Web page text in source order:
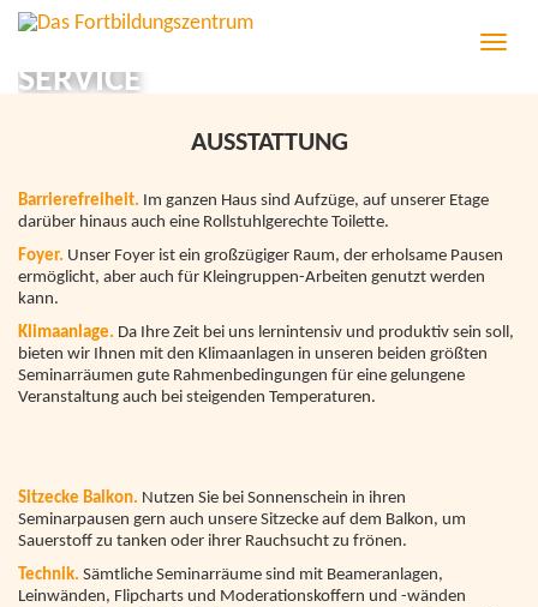
T
g
SERVICE
AUSSTATTUNG
Barrierefreiheit. Im ganzen Haus sind Aufzüge, auf unserer Etage
darüber hinaus auch eine Rollstuhlgerechte Toilette.
Foyer. Unser Foyer ist ein großzügiger Raum, der erholsame Pausen
ermöglicht, aber auch für Kleingruppen-Arbeiten genutzt werden
kann.
Klimaanlage. Da Ihre Zeit bei uns lernintensiv und produktiv sein soll,
bieten wir Ihnen mit den Klimaanlagen in unseren beiden größten
Seminarräumen gute Rahmenbedingungen für eine gelungene
Veranstaltung auch bei steigenden Temperaturen.
Sitzecke Balkon. Nutzen Sie bei Sonnenschein in ihren
Seminarpausen gern auch unsere Sitzecke auf dem Balkon, um
Sauerstoff zu tanken oder ihrer Rauchsucht zu frönen.
Technik. Sämtliche Seminarräume sind mit Beameranlagen,
Leinwänden, Flipcharts und Moderationskoffern und -wänden